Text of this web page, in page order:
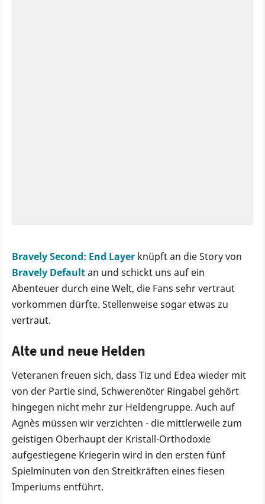
Bravely Second: End Layer knüpft an die Story von
Bravely Defaultan und schickt uns auf ein
Abenteuer durch eine Welt, die Fans sehr vertraut
vorkommen dürfte. Stellenweise sogar etwas zu
vertraut.
Alte und neue Helden
Veteranen freuen sich, dass Tiz und Edea wieder mit
von der Partie sind, Schwerenöter Ringabel gehört
hingegen nicht mehr zur Heldengruppe. Auch auf
Agnès müssen wir verzichten - die mittlerweile zum
geistigen Oberhaupt der Kristall-Orthodoxie
aufgestiegene Kriegerin wird in den ersten fünf
Spielminuten von den Streitkräften eines fiesen
Imperiums entführt.